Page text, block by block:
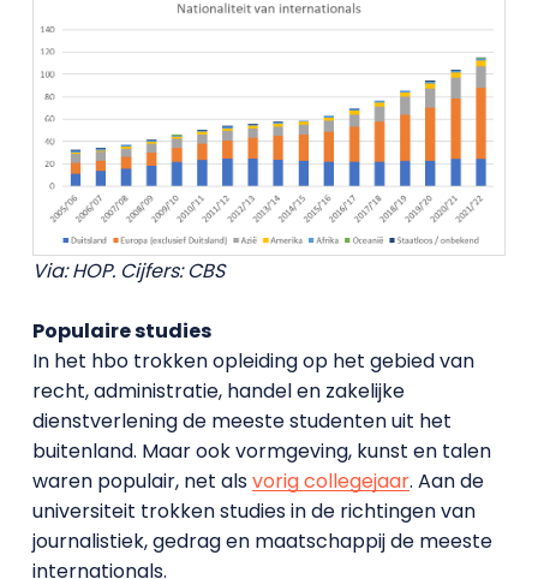
Via: HOP. Cijfers: CBS
Populaire studies
In het hbo trokken opleiding op het gebied van
recht, administratie, handel en zakelijke
dienstverlening de meeste studenten uit het
buitenland. Maar ook vormgeving, kunst en talen
waren populair, net alsvorig collegejaar. Aan de
universiteit trokken studies in de richtingen van
journalistiek, gedrag en maatschappij de meeste
internationals.